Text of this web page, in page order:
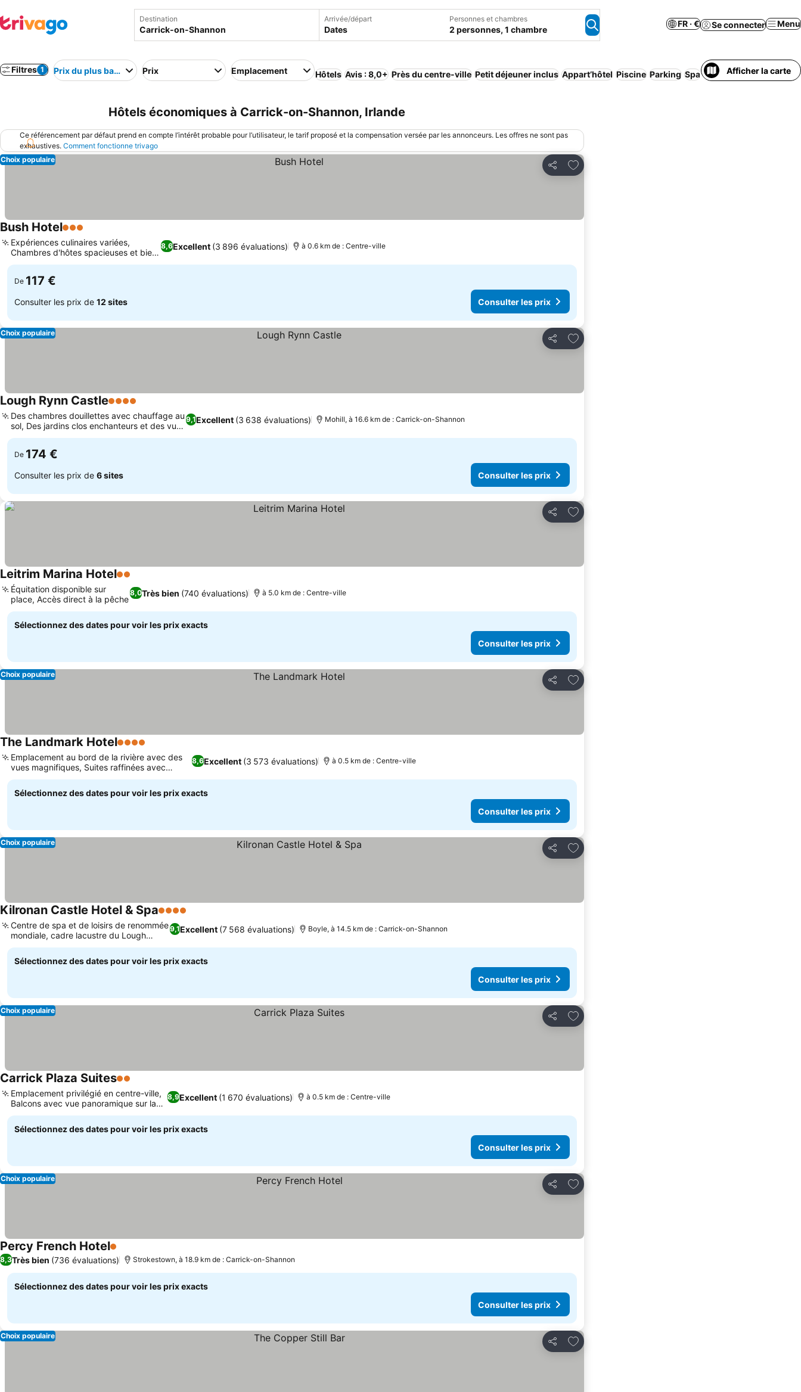
Destination Arrivée/départ
Dates
Personnes et chambres
2 personnes, 1 chambre
FR · € Se connecter Menu
Filtres 1 Prix du plus bas au plus élevé
Prix Emplacement Hôtels Avis : 8,0+ Près du centre-ville Petit déjeuner inclus Appart’hôtel Piscine Parking Spa Bed & Breakfast Wi-Fi
Afficher la carte
Hôtels économiques à Carrick-on-Shannon, Irlande
Ce référencement par défaut prend en compte l’intérêt probable pour l’utilisateur, le tarif proposé et la compensation versée par les annonceurs. Les offres ne sont pas
exhaustives. Comment fonctionne trivago
Partager
Ajouter à mes favoris
Choix populaire
Bush Hotel3 Étoiles
8,6Excellent (3 896 évaluations)
Expériences culinaires variées,
Chambres d'hôtes spacieuses et bien
équipées
à 0.6 km de : Centre-ville
De 117 €
Consulter les prix de 12 sites Consulter les prix
Partager
Ajouter à mes favoris
Choix populaire
Lough Rynn Castle4 Étoiles
9,1Excellent (3 638 évaluations)
Des chambres douillettes avec chauffage au
sol, Des jardins clos enchanteurs et des vues
sur le lac
Mohill, à 16.6 km de : Carrick-on-Shannon
De 174 €
Consulter les prix de 6 sites Consulter les prix
Partager
Ajouter à mes favoris
Leitrim Marina Hotel2 Étoiles
8,0Très bien (740 évaluations)
Équitation disponible sur
place, Accès direct à la pêche
à 5.0 km de : Centre-ville
Sélectionnez des dates pour voir les prix exacts
Consulter les prix
Partager
Ajouter à mes favoris
Choix populaire
The Landmark Hotel4 Étoiles
8,6Excellent (3 573 évaluations)
Emplacement au bord de la rivière avec des
vues magnifiques, Suites raffinées avec
baignoires à remous
à 0.5 km de : Centre-ville
Sélectionnez des dates pour voir les prix exacts
Consulter les prix
Partager
Ajouter à mes favoris
Choix populaire
Kilronan Castle Hotel & Spa4 Étoiles
9,1Excellent (7 568 évaluations)
Centre de spa et de loisirs de renommée
mondiale, cadre lacustre du Lough
Meelagh
Boyle, à 14.5 km de : Carrick-on-Shannon
Sélectionnez des dates pour voir les prix exacts
Consulter les prix
Partager
Ajouter à mes favoris
Choix populaire
Carrick Plaza Suites2 Étoiles
8,9Excellent (1 670 évaluations)
Emplacement privilégié en centre-ville,
Balcons avec vue panoramique sur la
rivière
à 0.5 km de : Centre-ville
Sélectionnez des dates pour voir les prix exacts
Consulter les prix
Partager
Ajouter à mes favoris
Choix populaire
Percy French Hotel1 ÉtoilesConsulter les prix
8,3Très bien (736 évaluations) Strokestown, à 18.9 km de : Carrick-on-Shannon
Sélectionnez des dates pour voir les prix exacts
Consulter les prix
Partager
Ajouter à mes favoris
Choix populaire